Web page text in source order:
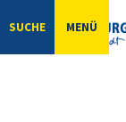
SUCHE MENÜ